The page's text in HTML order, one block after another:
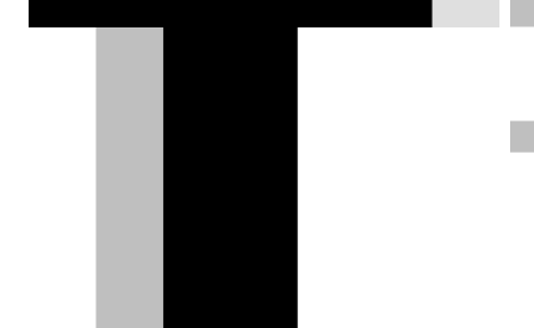
φτιάξεις μόνος σου.